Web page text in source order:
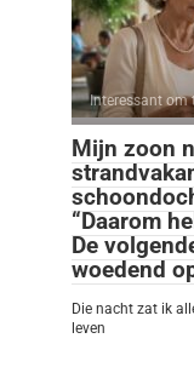
Interessant om
Mijn zoon
“Daarom
De
woedend
Die nacht zat ik
leven